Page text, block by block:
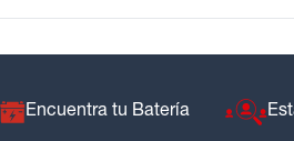
Encuentra tu Batería